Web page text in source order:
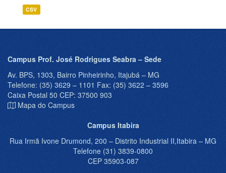
CSV
Campus Prof. José Rodrigues Seabra – Sede
Av. BPS, 1303, Bairro Pinheirinho, Itajubá – MG
Telefone: (35) 3629 – 1101 Fax: (35) 3622 – 3596
Caixa Postal 50 CEP: 37500 903
Mapa do Campus
Campus Itabira
Rua Irmã Ivone Drumond, 200 – Distrito Industrial II,Itabira – MG
Telefone (31) 3839-0800
CEP 35903-087